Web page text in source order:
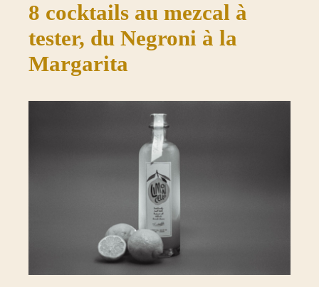
8 cocktails au mezcal à
tester, du Negroni à la
Margarita